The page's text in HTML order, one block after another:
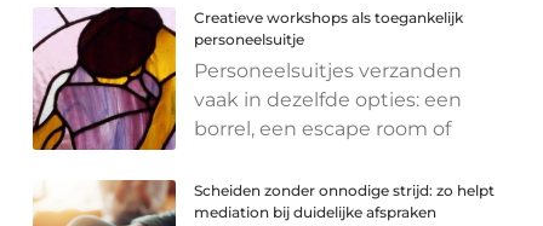
Creatieve workshops als toegankelijk
personeelsuitje
Personeelsuitjes verzanden
vaak in dezelfde opties: een
borrel, een escape room of
Scheiden zonder onnodige strijd: zo helpt
mediation bij duidelijke afspraken